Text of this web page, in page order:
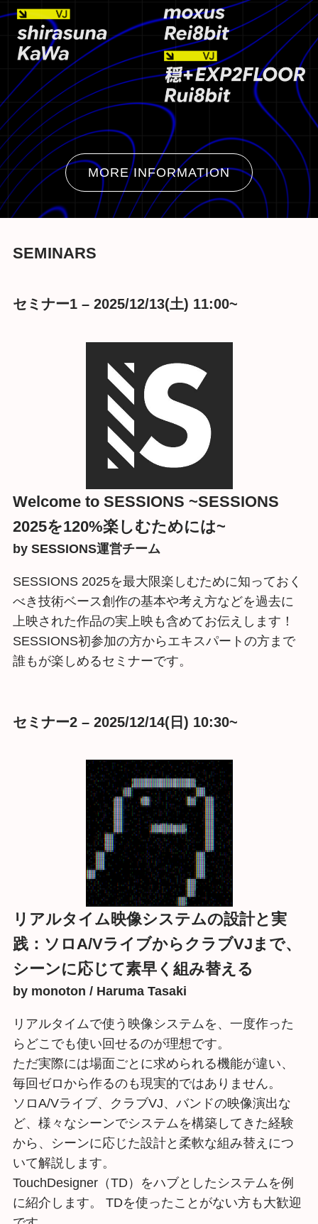
MORE INFORMATION
SEMINARS
セミナー1 – 2025/12/13(土) 11:00~
Welcome to SESSIONS ~SESSIONS
2025を120%楽しむためには~
by SESSIONS運営チーム
SESSIONS 2025を最大限楽しむために知っておく
べき技術ベース創作の基本や考え方などを過去に
上映された作品の実上映も含めてお伝えします！
SESSIONS初参加の方からエキスパートの方まで
誰もが楽しめるセミナーです。
セミナー2 – 2025/12/14(日) 10:30~
リアルタイム映像システムの設計と実
践：ソロA/VライブからクラブVJまで、
シーンに応じて素早く組み替える
by monoton / Haruma Tasaki
リアルタイムで使う映像システムを、一度作った
らどこでも使い回せるのが理想です。
ただ実際には場面ごとに求められる機能が違い、
毎回ゼロから作るのも現実的ではありません。
ソロA/Vライブ、クラブVJ、バンドの映像演出な
ど、様々なシーンでシステムを構築してきた経験
から、シーンに応じた設計と柔軟な組み替えにつ
いて解説します。
TouchDesigner（TD）をハブとしたシステムを例
に紹介します。 TDを使ったことがない方も大歓迎